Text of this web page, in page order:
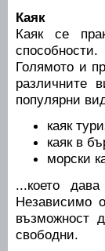
Каяк
Каяк се
способности.
Голямото и
различните
популярни
каяк
каяк в
морски
...което
Независимо
възможност
свободни.